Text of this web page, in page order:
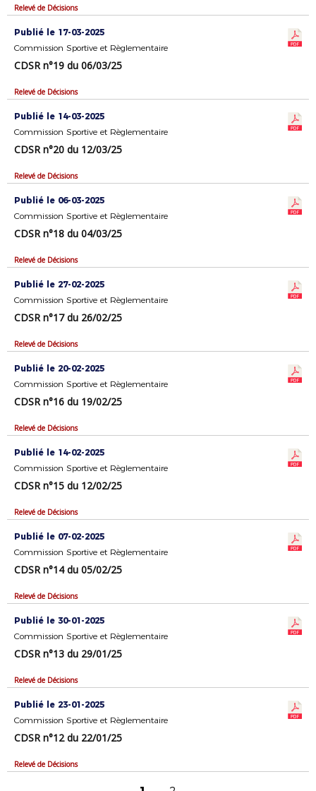
Relevé de Décisions
Publié le 17-03-2025
Commission Sportive et Règlementaire
CDSR n°19 du 06/03/25
Relevé de Décisions
Publié le 14-03-2025
Commission Sportive et Règlementaire
CDSR n°20 du 12/03/25
Relevé de Décisions
Publié le 06-03-2025
Commission Sportive et Règlementaire
CDSR n°18 du 04/03/25
Relevé de Décisions
Publié le 27-02-2025
Commission Sportive et Règlementaire
CDSR n°17 du 26/02/25
Relevé de Décisions
Publié le 20-02-2025
Commission Sportive et Règlementaire
CDSR n°16 du 19/02/25
Relevé de Décisions
Publié le 14-02-2025
Commission Sportive et Règlementaire
CDSR n°15 du 12/02/25
Relevé de Décisions
Publié le 07-02-2025
Commission Sportive et Règlementaire
CDSR n°14 du 05/02/25
Relevé de Décisions
Publié le 30-01-2025
Commission Sportive et Règlementaire
CDSR n°13 du 29/01/25
Relevé de Décisions
Publié le 23-01-2025
Commission Sportive et Règlementaire
CDSR n°12 du 22/01/25
Relevé de Décisions